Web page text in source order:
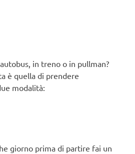
in treno o in pullman?
è quella di prendere
modalità:
giorno prima di partire fai un